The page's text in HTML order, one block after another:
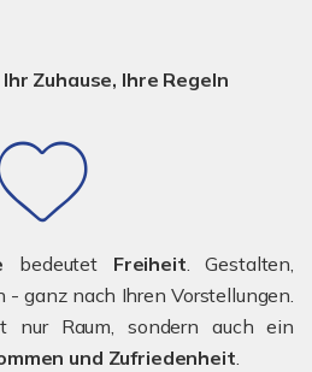
Zuhause, Ihre Regeln
bedeutet Freiheit. Gestalten,
ganz nach Ihren Vorstellungen.
nur Raum, sondern auch ein
und Zufriedenheit.